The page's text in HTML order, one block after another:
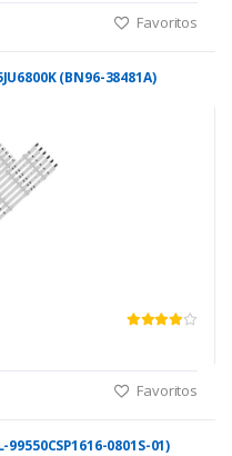
Favoritos
(BN96-38481A)
Favoritos
0801S-01)